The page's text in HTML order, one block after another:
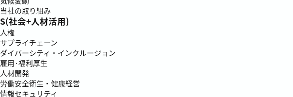
当社の取り組み
S(社会+人材活用)
人権
サプライチェーン
ダイバーシティ・インクルージョン
雇用·福利厚生
人材開発
労働安全衛生・健康経営
情報セキュリティ